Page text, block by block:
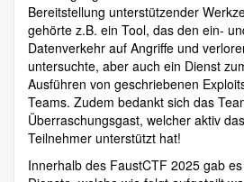
Bereitstellung unterstützender
gehörte z.B. ein Tool, das den ein-
Datenverkehr auf Angriffe und
untersuchte, aber auch ein Dienst
Ausführen von geschriebenen
Teams. Zudem bedankt sich das
Überraschungsgast, welcher aktiv
Teilnehmer unterstützt hat!
Innerhalb des FaustCTF 2025 gab